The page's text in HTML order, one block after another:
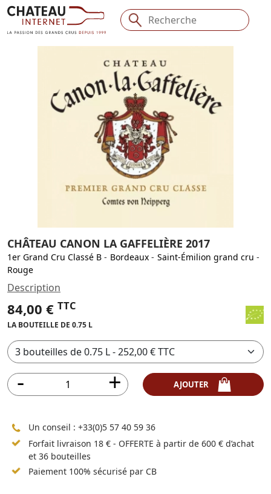
CHÂTEAU CANON LA GAFFELIÈRE 2017
1er Grand Cru Classé B - Bordeaux - Saint-Émilion grand cru -
Rouge
Description
84,00 € TTC
LA BOUTEILLE DE 0.75 L
Un conseil : +33(0)5 57 40 59 36
Forfait livraison 18 € - OFFERTE à partir de 600 € d’achat
et 36 bouteilles
Paiement 100% sécurisé par CB